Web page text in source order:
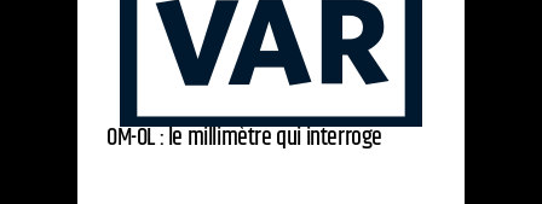
OM-OL : le millimètre qui interroge